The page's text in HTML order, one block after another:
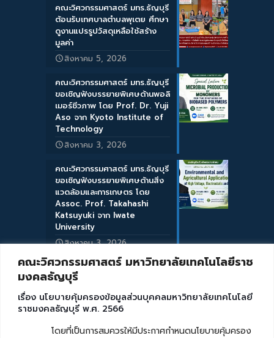
คณะวิศวกรรมศาสตร์ มหาวิทยาลัยเทคโนโลยีราช
มงคลธัญบุรี
เรื่อง นโยบายคุ้มครองข้อมูลส่วนบุคคลมหาวิทยาลัยเทคโนโลยี
ราชมงคลธัญบุรี พ.ศ. 2566
โดยที่เป็นการสมควรให้มีประกาศกำหนดนโยบายคุ้มครอง
คณะวิศวกรรมศาสตร์ มทร.ธัญบุรี
ต้อนรับเทศบาลตำบลพุเตย ศึกษา
ดูงานแปรรูปวัสดุเหลือใช้สร้าง
มูลค่า
สิงหาคม 5, 2026
คณะวิศวกรรมศาสตร์ มทร.ธัญบุรี
ขอเชิญฟังบรรยายพิเศษด้านพอลิ
เมอร์ชีวภาพ โดย Prof. Dr. Yuji
Aso จาก Kyoto Institute of
Technology
สิงหาคม 3, 2026
คณะวิศวกรรมศาสตร์ มทร.ธัญบุรี
ขอเชิญฟังบรรยายพิเศษด้านสิ่ง
แวดล้อมและการเกษตร โดย
Assoc. Prof. Takahashi
Katsuyuki จาก Iwate
University
สิงหาคม 3, 2026